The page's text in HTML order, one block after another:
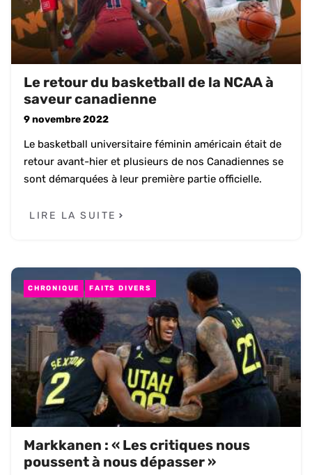
Le retour du basketball de la NCAA à
saveur canadienne
9 novembre 2022
Le basketball universitaire féminin américain était de
retour avant-hier et plusieurs de nos Canadiennes se
sont démarquées à leur première partie officielle.
LIRE LA SUITE
CHRONIQUE FAITS DIVERS
Markkanen : « Les critiques nous
poussent à nous dépasser »